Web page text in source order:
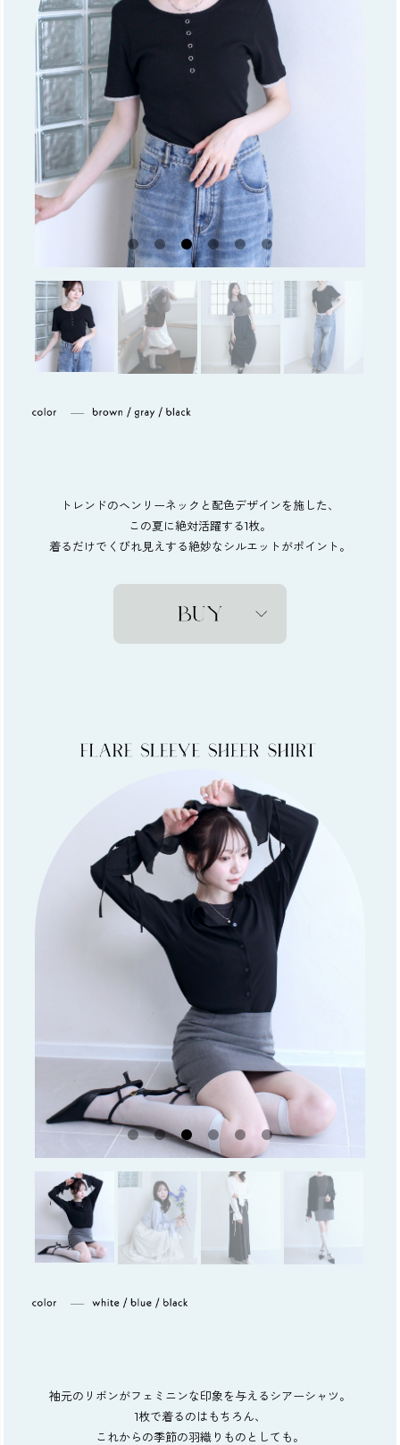
トレンドのヘンリーネックと配色デザインを施した、
この夏に絶対活躍する1枚。
着るだけでくびれ見えする絶妙なシルエットがポイント。
袖元のリボンがフェミニンな印象を与えるシアーシャツ。
1枚で着るのはもちろん、
これからの季節の羽織りものとしても。